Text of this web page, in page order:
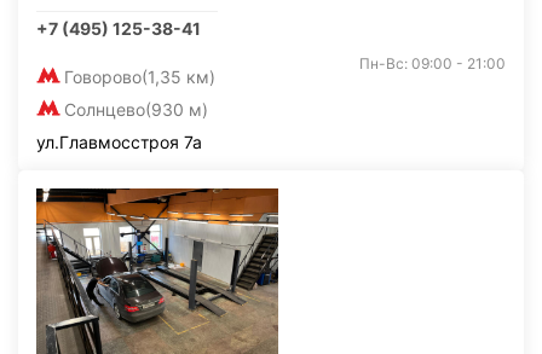
+7 (495) 125-38-41
Говорово(1,35 км)
Солнцево(930 м)
Пн-Вс: 09:00 - 21:00
ул.Главмосстроя 7а